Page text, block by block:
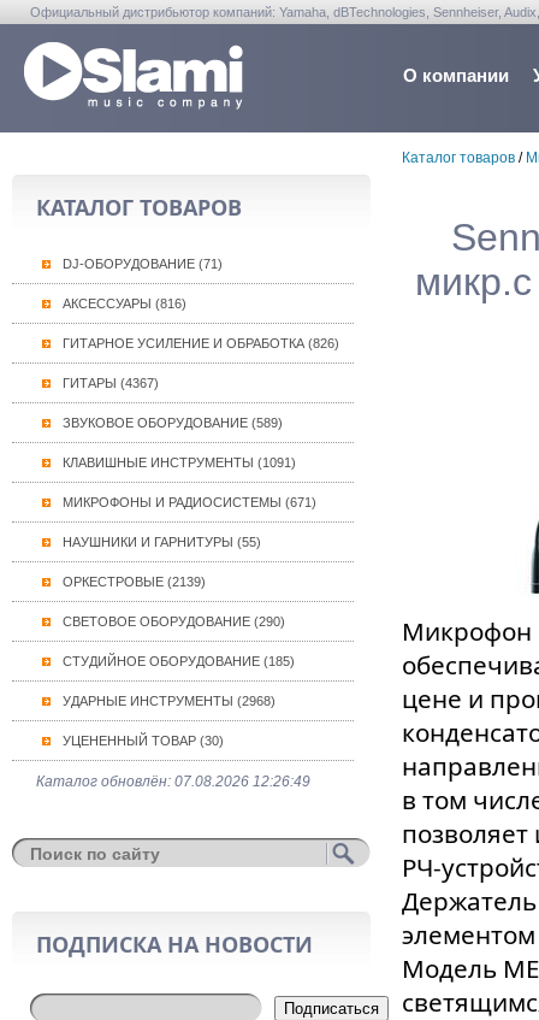
Официальный дистрибьютор компаний: Yamaha, dBTechnologies, Sennheiser,
О компании
КАТАЛОГ ТОВАРОВ
DJ-ОБОРУДОВАНИЕ (71)
АКСЕССУАРЫ (816)
ГИТАРНОЕ УСИЛЕНИЕ И ОБРАБОТКА (826)
ГИТАРЫ (4367)
ЗВУКОВОЕ ОБОРУДОВАНИЕ (589)
КЛАВИШНЫЕ ИНСТРУМЕНТЫ (1091)
МИКРОФОНЫ И РАДИОСИСТЕМЫ (671)
НАУШНИКИ И ГАРНИТУРЫ (55)
ОРКЕСТРОВЫЕ (2139)
СВЕТОВОЕ ОБОРУДОВАНИЕ (290)
СТУДИЙНОЕ ОБОРУДОВАНИЕ (185)
УДАРНЫЕ ИНСТРУМЕНТЫ (2968)
УЦЕНЕННЫЙ ТОВАР (30)
Каталог обновлён: 07.08.2026 12:26:49
ПОДПИСКА НА НОВОСТИ
Подписаться
Каталог товаров/
Микрофон
цене и
в том
РЧ-
Модель